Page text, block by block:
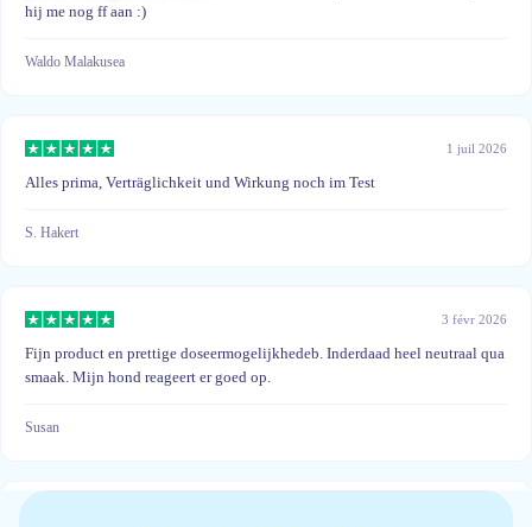
hij me nog ff aan :)
Waldo Malakusea
1 juil 2026
Alles prima, Verträglichkeit und Wirkung noch im Test
S. Hakert
3 févr 2026
Fijn product en prettige doseermogelijkhedeb. Inderdaad heel neutraal qua
smaak. Mijn hond reageert er goed op.
Susan